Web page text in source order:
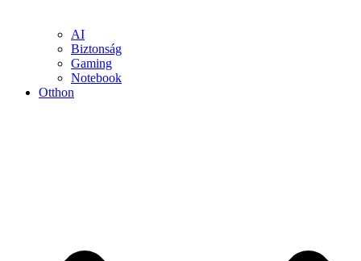
AI
Biztonság
Gaming
Notebook
Otthon